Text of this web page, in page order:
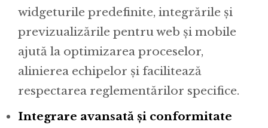
widgeturile predefinite, integrările și
previzualizările pentru web și mobile
ajută la optimizarea proceselor,
alinierea echipelor și facilitează
respectarea reglementărilor specifice.
Integrare avansată și conformitate